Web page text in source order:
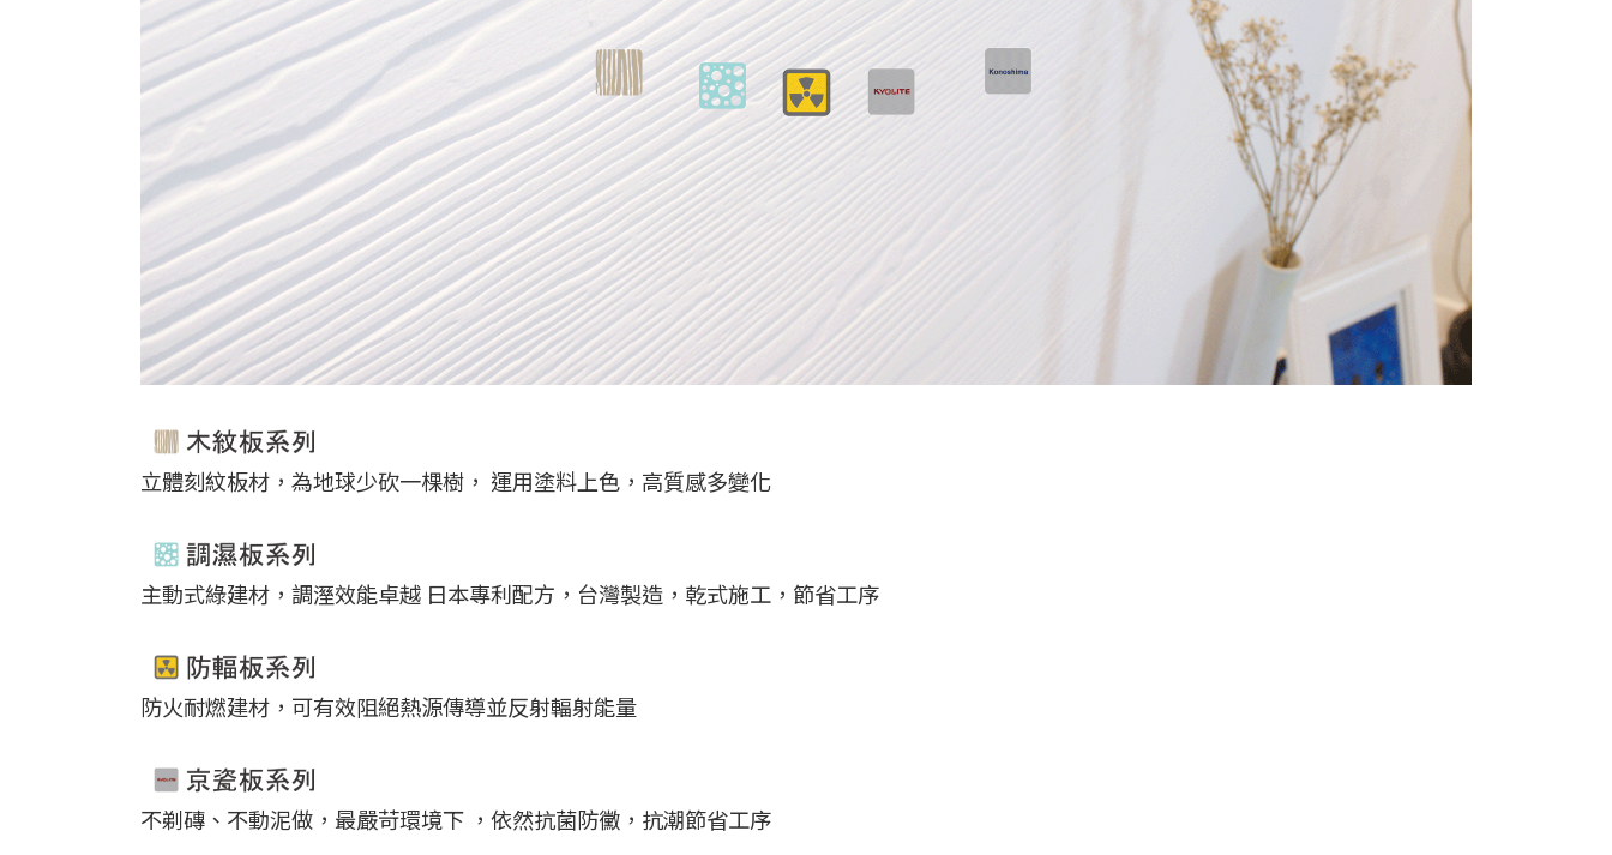
立體刻紋板材，為地球少砍一棵樹， 運用塗料上色，高質感多變化
主動式綠建材，調溼效能卓越 日本專利配方，台灣製造，乾式施工，節省工序
防火耐燃建材，可有效阻絕熱源傳導並反射輻射能量
不剃磚、不動泥做，最嚴苛環境下 ，依然抗菌防黴，抗潮節省工序​